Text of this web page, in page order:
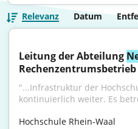
Relevanz Datum
Leitung der Abteilung
Rechenzentrums­betrieb
"...Infrastruktur der
kontinuierlich weiter. Es
Hochschule Rhein-Waal